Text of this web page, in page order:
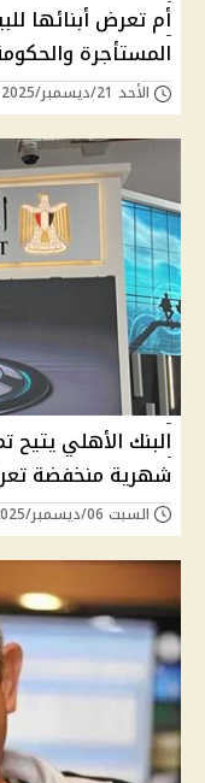
أم تعرض أبنائها
المستأجرة
الأحد 21/ديسمبر/2025 - 11:24 ص
البنك الأهلي
شهرية منخفضة
السبت 06/ديسمبر/2025 - 02:01 ص